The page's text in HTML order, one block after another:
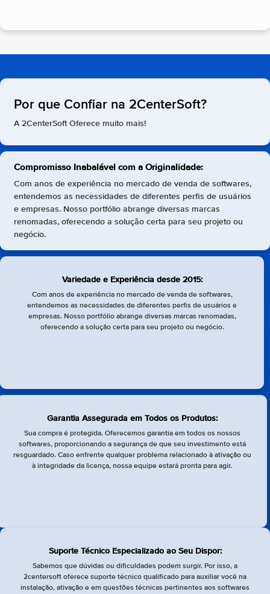
Por que Confiar na 2CenterSoft?
A 2CenterSoft Oferece muito mais!
Compromisso Inabalável com a Originalidade:
Com anos de experiência no mercado de venda de softwares,
entendemos as necessidades de diferentes perfis de usuários
e empresas. Nosso portfólio abrange diversas marcas
renomadas, oferecendo a solução certa para seu projeto ou
negócio.
Variedade e Experiência desde 2015:
Com anos de experiência no mercado de venda de softwares,
entendemos as necessidades de diferentes perfis de usuários e
empresas. Nosso portfólio abrange diversas marcas renomadas,
oferecendo a solução certa para seu projeto ou negócio.
Garantia Assegurada em Todos os Produtos:
Sua compra é protegida. Oferecemos garantia em todos os nossos
softwares, proporcionando a segurança de que seu investimento está
resguardado. Caso enfrente qualquer problema relacionado à ativação ou
à integridade da licença, nossa equipe estará pronta para agir.
Suporte Técnico Especializado ao Seu Dispor:
Sabemos que dúvidas ou dificuldades podem surgir. Por isso, a
2centersoft oferece suporte técnico qualificado para auxiliar você na
instalação, ativação e em questões técnicas pertinentes aos softwares